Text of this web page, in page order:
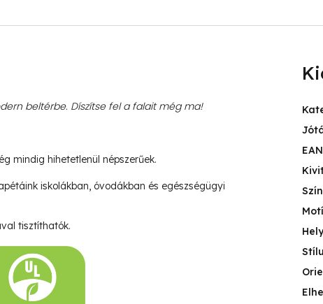
beltérbe. Díszítse fel a falait még ma!
mindig hihetetlenül népszerűek.
iskolákban, óvodákban és egészségügyi
tisztíthatók.
Szín